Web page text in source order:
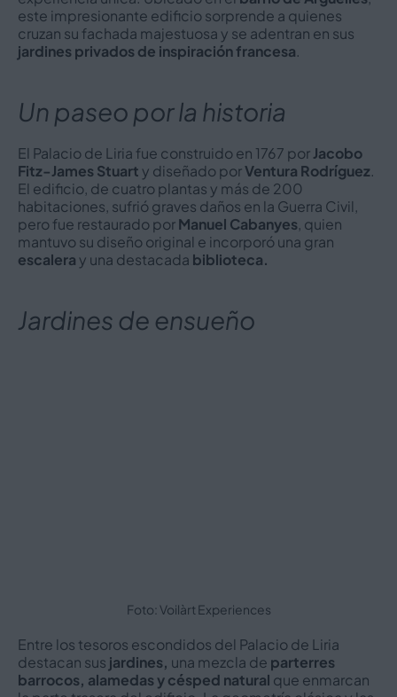
este impresionante edificio sorprende a quienes
cruzan su fachada majestuosa y se adentran en sus
jardines privados de inspiración francesa.
Un paseo por la historia
El Palacio de Liria fue construido en 1767 porJacobo
Fitz-James Stuart y diseñado porVentura Rodríguez.
El edificio, de cuatro plantas y más de 200
habitaciones, sufrió graves daños en la Guerra Civil,
pero fue restaurado porManuel Cabanyes, quien
mantuvo su diseño original e incorporó una gran
escalera y una destacada biblioteca.
Jardines de ensueño
Foto: Voilàrt Experiences
Entre los tesoros escondidos del Palacio de Liria
destacan sus jardines, una mezcla de parterres
barrocos, alamedas y césped natural que enmarcan